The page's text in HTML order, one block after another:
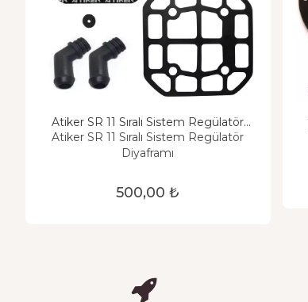
Atiker SR 11 Sıralı Sistem Regülatör
Diyaframı
Atiker SR 11 Sıralı Sistem Regülatör
Diyaframı
500,00 ₺